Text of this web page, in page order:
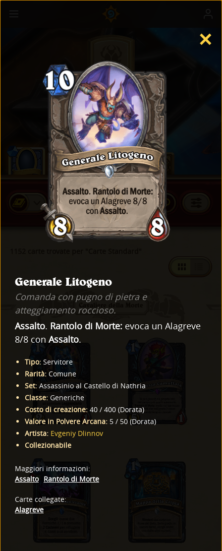
Carte Standard
ACQUISTA BUSTE
✕
Generale Litogeno
Comanda con pugno di pietra e
atteggiamento roccioso.
Assalto. Rantolo di Morte: evoca un Alagreve
8/8 con Assalto.
Tipo: Servitore
Rarità: Comune
Set: Assassinio al Castello di Nathria
Classe: Generiche
Costo di creazione: 40 / 400 (Dorata)
Valore in Polvere Arcana: 5 / 50 (Dorata)
Artista: Evgeniy Dlinnov
Collezionabile
Maggiori informazioni:
Assalto Rantolo di Morte
Carte collegate:
Alagreve